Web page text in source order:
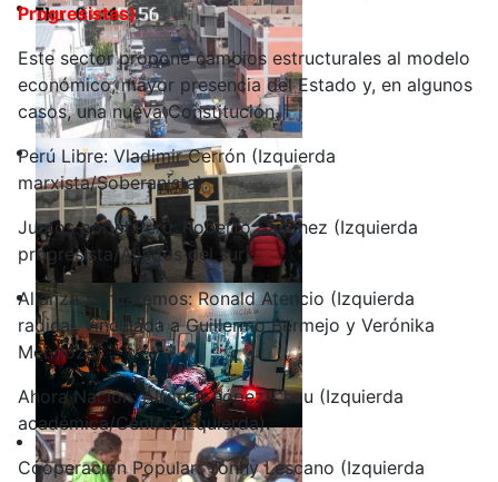
Progresistas)
Este sector propone cambios estructurales al modelo
económico, mayor presencia del Estado y, en algunos
casos, una nueva Constitución.
Perú Libre: Vladimir Cerrón (Izquierda
marxista/Soberanista).
Juntos por el Perú: Roberto Sánchez (Izquierda
progresista/Aliados del sur).
Alianza Venceremos: Ronald Atencio (Izquierda
radical, vinculada a Guillermo Bermejo y Verónika
Mendoza).
Ahora Nación: Alfonso López Chau (Izquierda
académica/Centro-izquierda).
Cooperación Popular: Yonhy Lescano (Izquierda